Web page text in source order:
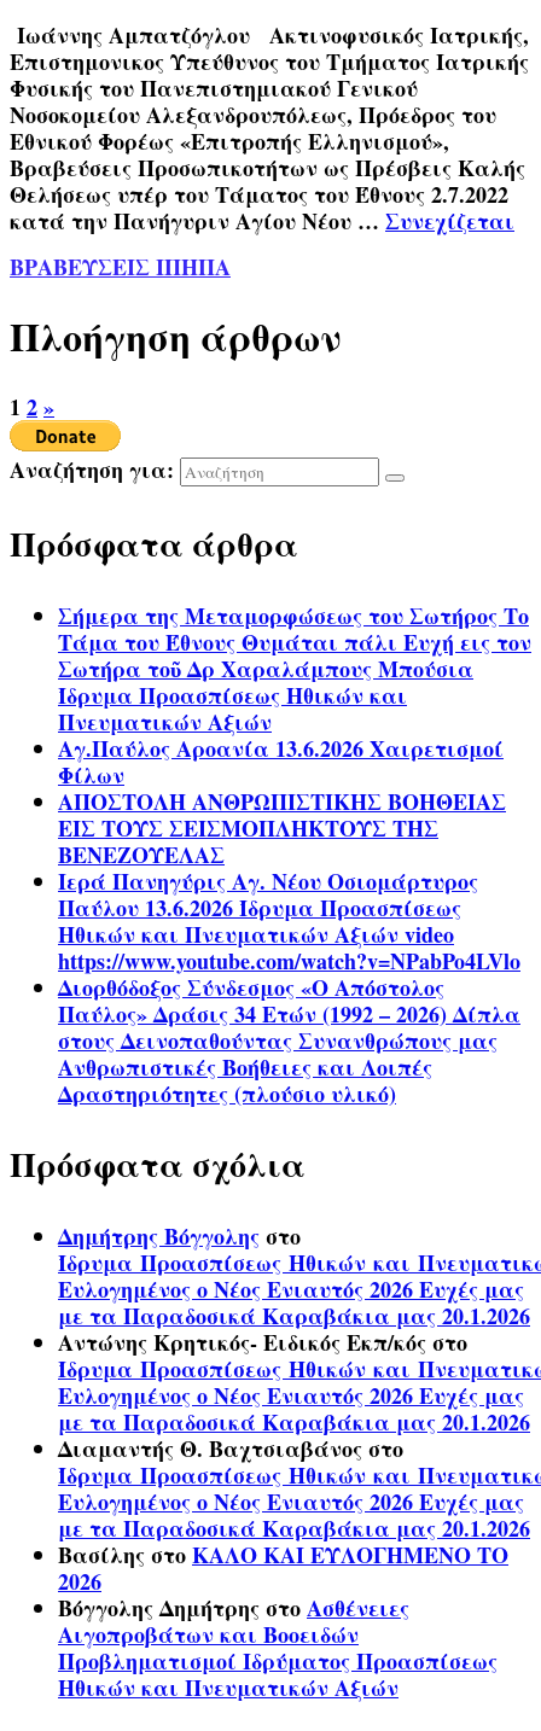
Ιωάννης Αμπατζόγλου Ακτινοφυσικός Ιατρικής,
Επιστημονικος Υπεύθυνος του Τμήματος Ιατρικής
Φυσικής του Πανεπιστημιακού Γενικού
Νοσοκομείου Αλεξανδρουπόλεως, Πρόεδρος του
Εθνικού Φορέως «Επιτροπής Ελληνισμού»,
Βραβεύσεις Προσωπικοτήτων ως Πρέσβεις Καλής
Θελήσεως υπέρ του Τάματος του Έθνους 2.7.2022
κατά την Πανήγυριν Αγίου Νέου … Συνεχίζεται
ΒΡΑΒΕΥΣΕΙΣ ΙΠΗΠΑ
Πλοήγηση άρθρων
1 2»
Αναζήτηση για:
Πρόσφατα άρθρα
Σήμερα της Μεταμορφώσεως του Σωτήρος Το
Τάμα του Έθνους Θυμάται πάλι Ευχή εις τον
Σωτήρα τοῦ Δρ Χαραλάμπους Μπούσια
Ίδρυμα Προασπίσεως Ηθικών και
Πνευματικών Αξιών
Αγ.Παύλος Αροανία 13.6.2026 Χαιρετισμοί
Φίλων
ΑΠΟΣΤΟΛΗ ΑΝΘΡΩΠΙΣΤΙΚΗΣ ΒΟΗΘΕΙΑΣ
ΕΙΣ ΤΟΥΣ ΣΕΙΣΜΟΠΛΗΚΤΟΥΣ ΤΗΣ
ΒΕΝΕΖΟΥΕΛΑΣ
Ιερά Πανηγύρις Αγ. Νέου Οσιομάρτυρος
Παύλου 13.6.2026 Ίδρυμα Προασπίσεως
Ηθικών και Πνευματικών Αξιών video
https://www.youtube.com/watch?v=NPabPo4LVlo
Διορθόδοξος Σύνδεσμος «Ο Απόστολος
Παύλος» Δράσις 34 Ετών (1992 – 2026) Δίπλα
στους Δεινοπαθούντας Συνανθρώπους μας
Ανθρωπιστικές Βοήθειες και Λοιπές
Δραστηριότητες (πλούσιο υλικό)
Πρόσφατα σχόλια
Δημήτρης Βόγγοληςστο
Ίδρυμα Προασπίσεως Ηθικών και
Ευλογημένος ο Νέος Ενιαυτός 2026 Ευχές μας
με τα Παραδοσικά Καραβάκια μας 20.1.2026
Αντώνης Κρητικός- Ειδικός Εκπ/κόςστο
Ίδρυμα Προασπίσεως Ηθικών και
Ευλογημένος ο Νέος Ενιαυτός 2026 Ευχές μας
με τα Παραδοσικά Καραβάκια μας 20.1.2026
Διαμαντής Θ. Βαχτσιαβάνοςστο
Ίδρυμα Προασπίσεως Ηθικών και
Ευλογημένος ο Νέος Ενιαυτός 2026 Ευχές μας
με τα Παραδοσικά Καραβάκια μας 20.1.2026
ΒασίληςστοΚΑΛΟ ΚΑΙ ΕΥΛΟΓΗΜΕΝΟ ΤΟ
2026
Βόγγολης ΔημήτρηςστοΑσθένειες
Αιγοπροβάτων και Βοοειδών
Προβληματισμοί Ιδρύματος Προασπίσεως
Ηθικών και Πνευματικών Αξιών